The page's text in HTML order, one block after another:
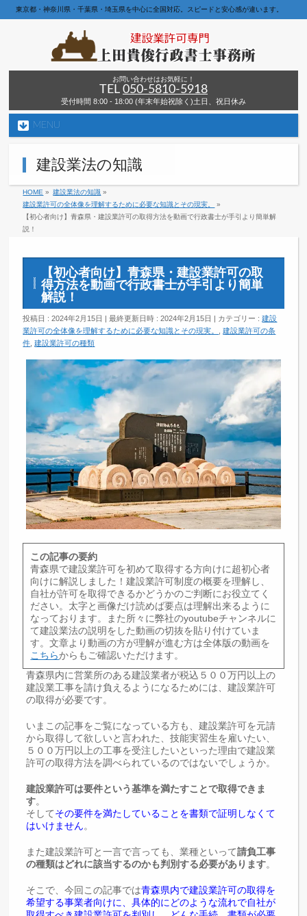
東京都・神奈川県・千葉県・埼玉県を中心に全国対応。スピードと安心感が違います。
お問い合わせはお気軽に！
TEL 050-5810-5918
受付時間 8:00 - 18:00 (年末年始祝除く)土日、祝日休み
MENU
建設業法の知識
HOME » 建設業法の知識 »
建設業許可の全体像を理解するために必要な知識とその現実。
»
【初心者向け】青森県・建設業許可の取得方法を動画で行政書士が手引より簡単解
説！
【初心者向け】青森県・建設業許可の取
得方法を動画で行政書士が手引より簡単
解説！
投稿日 : 2024年2月15日 最終更新日時 : 2024年2月15日 カテゴリー :建設
業許可の全体像を理解するために必要な知識とその現実。
,建設業許可の条
件 ,建設業許可の種類
この記事の要約
青森県で建設業許可を初めて取得する方向けに超初心者
向けに解説しました！建設業許可制度の概要を理解し、
自社が許可を取得できるかどうかのご判断にお役立てく
ださい。太字と画像だけ読めば要点は理解出来るように
なっております。また所々に弊社のyoutubeチャンネルに
て建設業法の説明をした動画の切抜を貼り付けていま
す。文章より動画の方が理解が進む方は全体版の動画を
こちらからもご確認いただけます。
青森県内に営業所のある建設業者が税込５００万円以上の
建設業工事を請け負えるようになるためには、建設業許可
の取得が必要です。
いまこの記事をご覧になっている方も、建設業許可を元請
から取得して欲しいと言われた、技能実習生を雇いたい、
５００万円以上の工事を受注したいといった理由で建設業
許可の取得方法を調べられているのではないでしょうか。
建設業許可は要件という基準を満たすことで取得できま
す。
そしてその要件を満たしていることを書類で証明しなくて
はいけません。
また建設業許可と一言で言っても、業種といって請負工事
の種類はどれに該当するのかも判別する必要があります。
そこで、今回この記事では青森県内で建設業許可の取得を
希望する事業者向けに、具体的にどのような流れで自社が